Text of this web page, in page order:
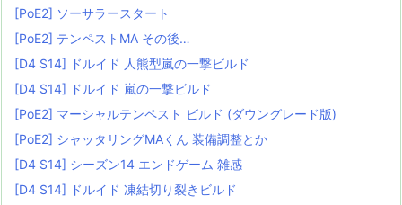
[PoE2] ソーサラースタート
[PoE2] テンペストMA その後…
[D4 S14] ドルイド 人熊型嵐の一撃ビルド
[D4 S14] ドルイド 嵐の一撃ビルド
[PoE2] マーシャルテンペスト ビルド (ダウングレード版)
[PoE2] シャッタリングMAくん 装備調整とか
[D4 S14] シーズン14 エンドゲーム 雑感
[D4 S14] ドルイド 凍結切り裂きビルド